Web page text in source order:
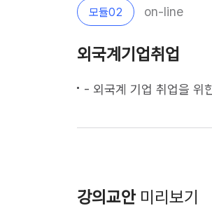
모듈02 on-line
외국계기업취업
- 외국계 기업 취업을 위한 준비방법
강의교안 미리보기